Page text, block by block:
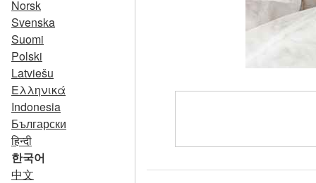
Norsk
Svenska
Suomi
Polski
Latviešu
Ελληνικά
Indonesia
Български
हिन्दी
한국어
中文